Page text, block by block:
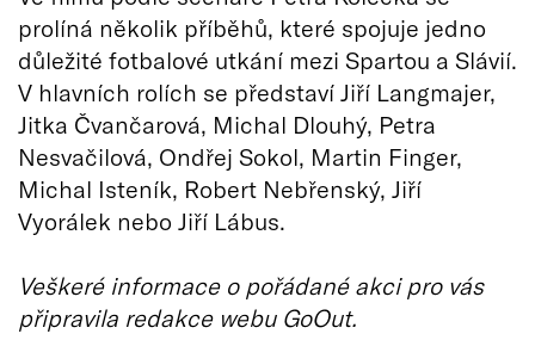
prolíná několik příběhů, které spojuje jedno
důležité fotbalové utkání mezi Spartou a Slávií.
V hlavních rolích se představí Jiří Langmajer,
Jitka Čvančarová, Michal Dlouhý, Petra
Nesvačilová, Ondřej Sokol, Martin Finger,
Michal Isteník, Robert Nebřenský, Jiří
Vyorálek nebo Jiří Lábus.
Veškeré informace o pořádané akci pro vás
připravila redakce webu GoOut.